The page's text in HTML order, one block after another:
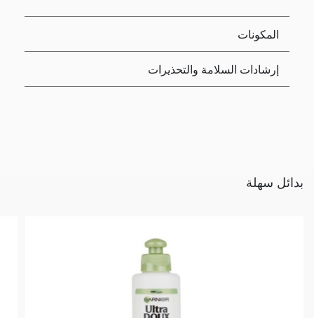
المكونات
إرشادات السلامة والتحذيرات
بدائل سهلة